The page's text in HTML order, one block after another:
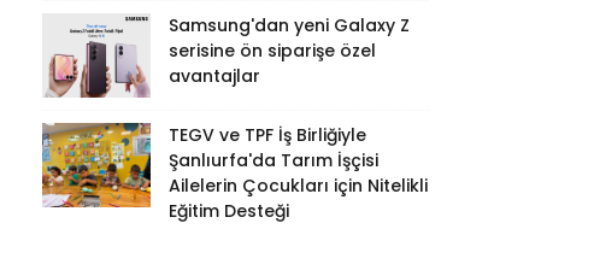
Samsung'dan yeni Galaxy Z
serisine ön siparişe özel
avantajlar
TEGV ve TPF İş Birliğiyle
Şanlıurfa'da Tarım İşçisi
Ailelerin Çocukları için Nitelikli
Eğitim Desteği